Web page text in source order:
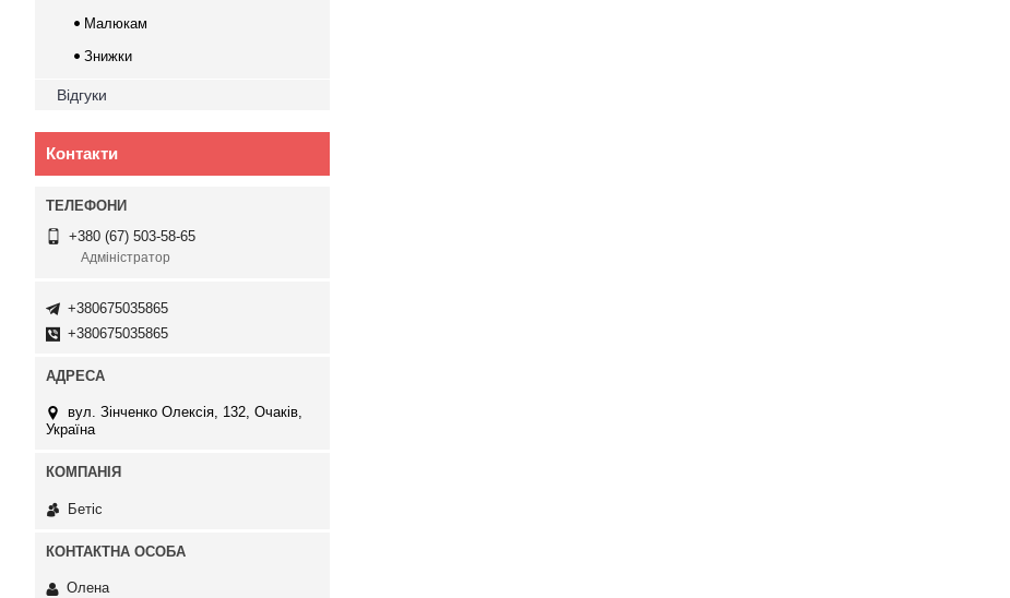
Малюкам
Знижки
Відгуки
Контакти
+380 (67) 503-58-65
Адміністратор
+380675035865
+380675035865
вул. Зінченко Олексія, 132, Очаків,
Україна
Бетіс
Олена